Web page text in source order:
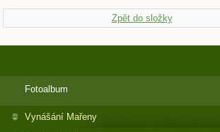
Zpět do složky
Fotoalbum
Vynášání Mařeny